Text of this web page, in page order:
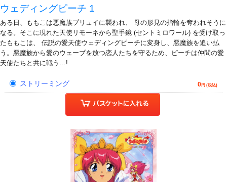
ウェディングピーチ 1
ある日、ももこは悪魔族プリュイに襲われ、 母の形見の指輪を奪われそうに
なる。そこに現れた天使リモーネから聖手鏡 (セントミロワール) を受け取っ
たももこは、 伝説の愛天使ウェディングピーチに変身し、悪魔族を追い払
う。悪魔族から愛のウェーブを放つ恋人たちを守るため、ピーチは仲間の愛
天使たちと共に戦う…!
ストリーミング 0円 (税込)